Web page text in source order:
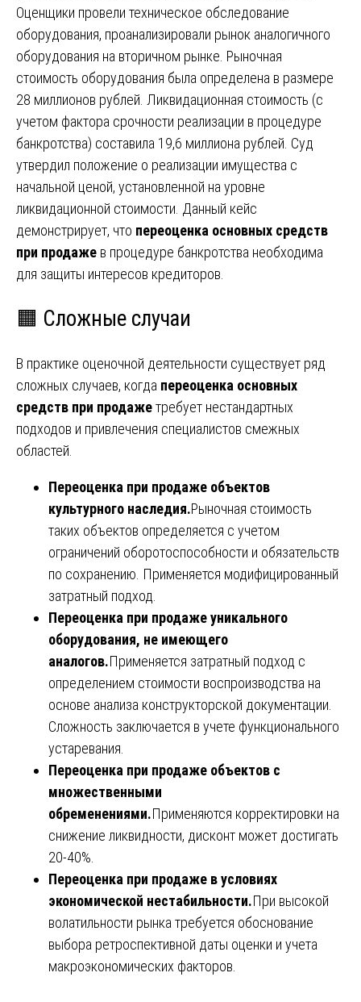
Оценщики провели техническое обследование
оборудования, проанализировали рынок аналогичного
оборудования на вторичном рынке. Рыночная
стоимость оборудования была определена в размере
28 миллионов рублей. Ликвидационная стоимость (с
учетом фактора срочности реализации в процедуре
банкротства) составила 19,6 миллиона рублей. Суд
утвердил положение о реализации имущества с
начальной ценой, установленной на уровне
ликвидационной стоимости. Данный кейс
демонстрирует, что переоценка основных средств
при продаже в процедуре банкротства необходима
для защиты интересов кредиторов.
🟧 Сложные случаи
В практике оценочной деятельности существует ряд
сложных случаев, когда переоценка основных
средств при продажетребует нестандартных
подходов и привлечения специалистов смежных
областей.
Переоценка при продаже объектов
культурного наследия.Рыночная стоимость
таких объектов определяется с учетом
ограничений оборотоспособности и обязательств
по сохранению. Применяется модифицированный
затратный подход.
Переоценка при продаже уникального
оборудования, не имеющего
аналогов.Применяется затратный подход с
определением стоимости воспроизводства на
основе анализа конструкторской документации.
Сложность заключается в учете функционального
устаревания.
Переоценка при продаже объектов с
множественными
обременениями.Применяются корректировки на
снижение ликвидности, дисконт может достигать
20-40%.
Переоценка при продаже в условиях
экономической нестабильности.При высокой
волатильности рынка требуется обоснование
выбора ретроспективной даты оценки и учета
макроэкономических факторов.